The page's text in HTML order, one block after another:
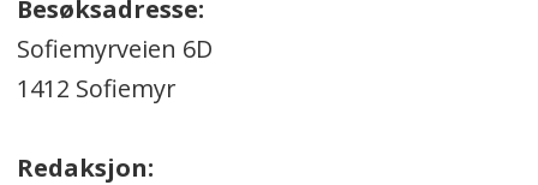
Besøksadresse:
Sofiemyrveien 6D
1412 Sofiemyr
Redaksjon: